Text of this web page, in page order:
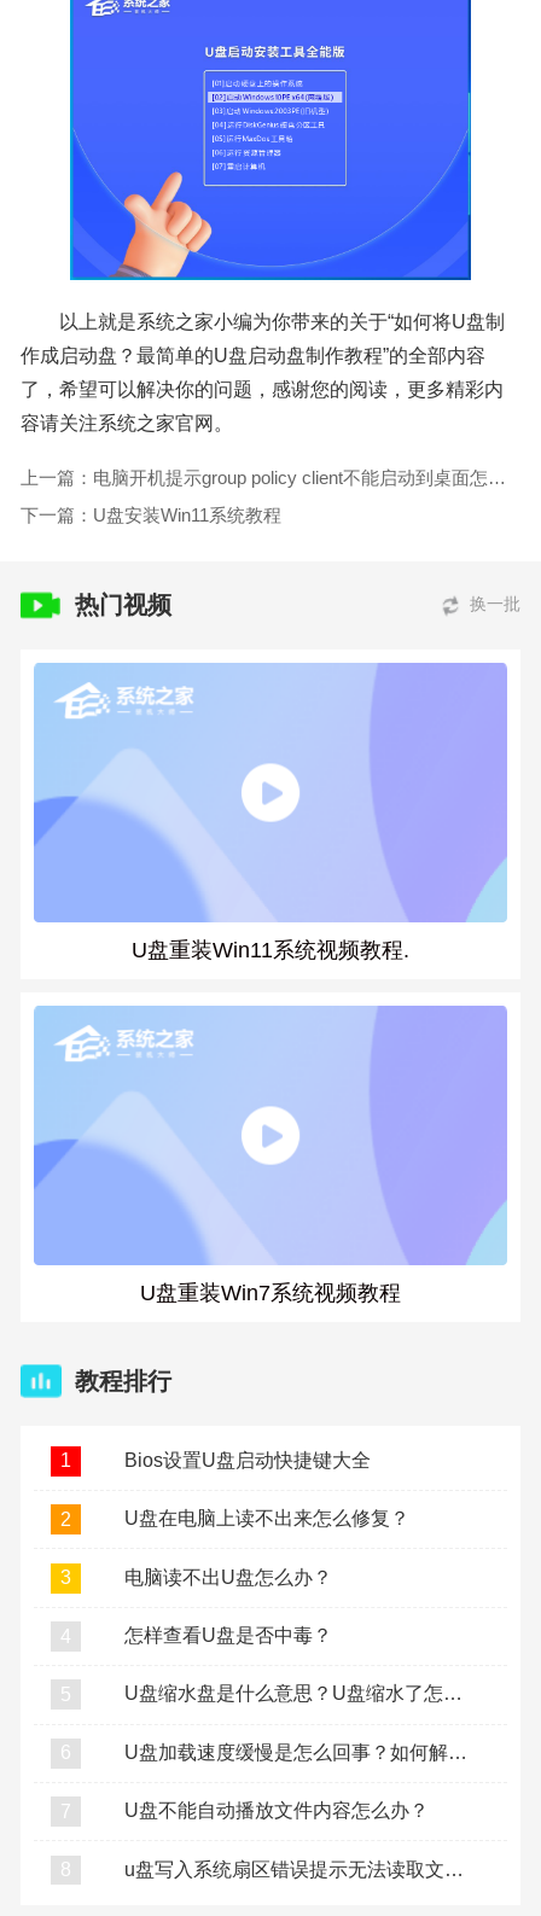
以上就是系统之家小编为你带来的关于“如何将U盘制
作成启动盘？最简单的U盘启动盘制作教程”的全部内容
了，希望可以解决你的问题，感谢您的阅读，更多精彩内
容请关注系统之家官网。
上一篇：电脑开机提示group policy client不能启动到桌面怎么U盘重装系统？
下一篇：U盘安装Win11系统教程
热门视频 换一批
U盘重装Win11系统视频教程.
U盘重装Win7系统视频教程
教程排行
1 Bios设置U盘启动快捷键大全
2 U盘在电脑上读不出来怎么修复？
3 电脑读不出U盘怎么办？
4 怎样查看U盘是否中毒？
5 U盘缩水盘是什么意思？U盘缩水了怎么复原？
6 U盘加载速度缓慢是怎么回事？如何解决U盘加载缓慢？
7 U盘不能自动播放文件内容怎么办？
8 u盘写入系统扇区错误提示无法读取文件怎么办？